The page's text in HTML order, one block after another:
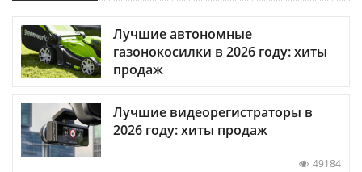
Лучшие автономные
газонокосилки в 2026 году: хиты
продаж
Лучшие видеорегистраторы в
2026 году: хиты продаж
49184